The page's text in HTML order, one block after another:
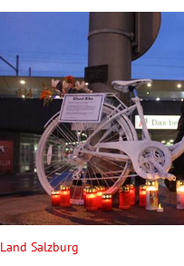
Land Salzburg